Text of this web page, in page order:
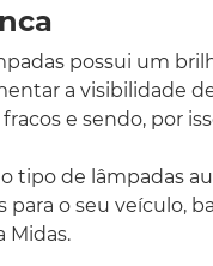
possui um
a visibilidade
e sendo, por
tipo de lâmpadas
para o seu veículo,
Midas.